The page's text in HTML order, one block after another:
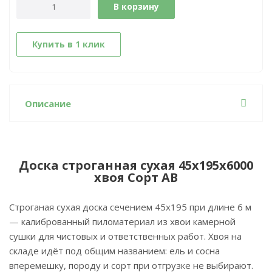
В корзину
Купить в 1 клик
Описание
Доска строганная сухая 45х195х6000
хвоя Сорт АВ
Строганая сухая доска сечением 45х195 при длине 6 м
— калиброванный пиломатериал из хвои камерной
сушки для чистовых и ответственных работ. Хвоя на
складе идёт под общим названием: ель и сосна
вперемешку, породу и сорт при отгрузке не выбирают.